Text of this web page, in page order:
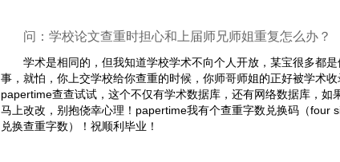
问：学校论文查重时担心和上届师兄师姐重复怎么办？
学术是相同的，但我知道学校学术不向个人开放，某宝很多都
事，就怕，你上交学校给你查重的时候，你师哥师姐的正好被学术
papertime查查试试，这个不仅有学术数据库，还有网络数据库，如
马上改改，别抱侥幸心理！papertime我有个查重字数兑换码（four
兑换查重字数）！祝顺利毕业！